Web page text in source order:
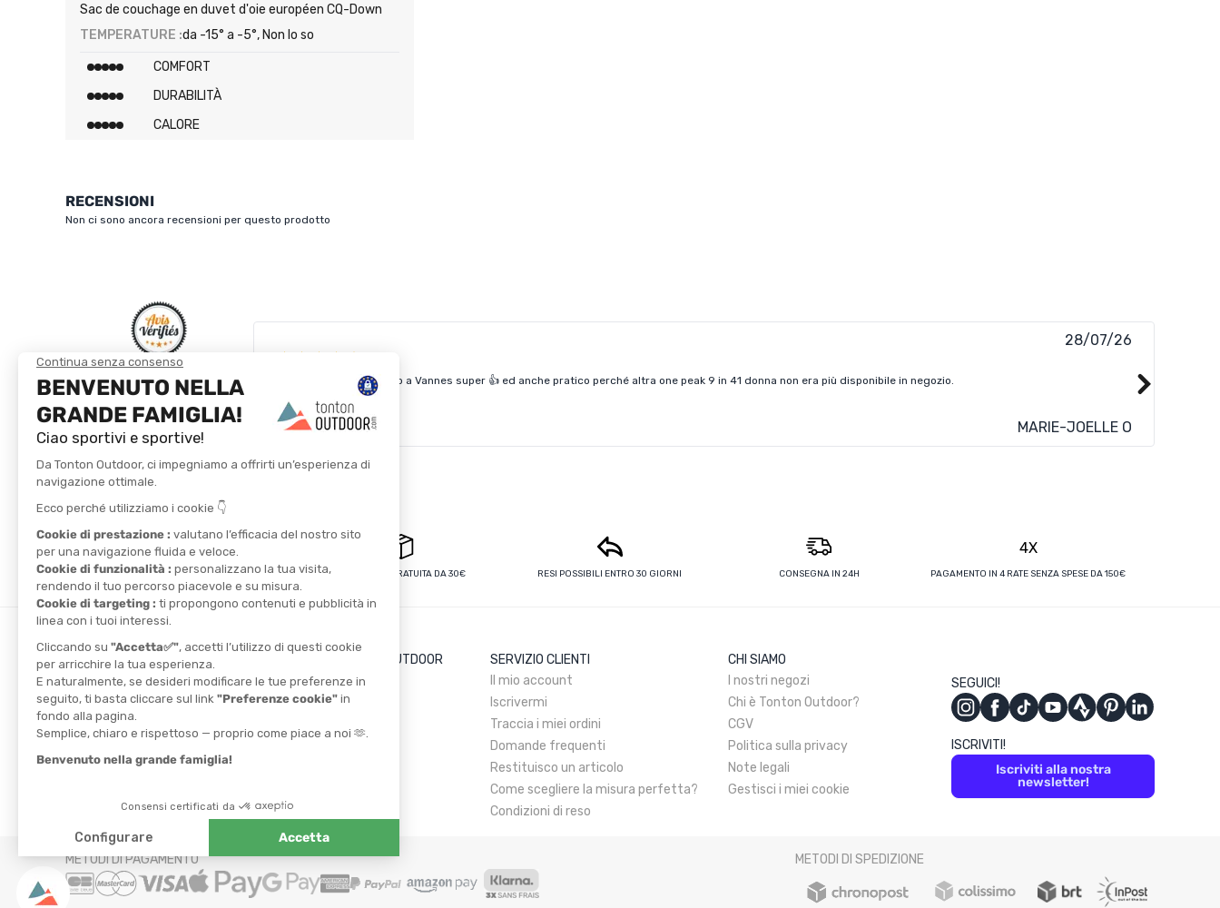
Sac de couchage en duvet d'oie européen CQ-Down
TEMPERATURE :da -15° a -5°, Non lo so
COMFORT
DURABILITÀ
CALORE
RECENSIONI
Non ci sono ancora recensioni per questo prodotto
4.8/5
mesi
28/07/26
Veloce e ritiro in negozio a Vannes super 👍 ed anche pratico perché altra one peak 9 in 41 donna non era più disponibile in negozio.
Leggi di più
MARIE-JOELLE O
PAGAMENTO SICURO CONSEGNA GRATUITA DA 30€ RESI POSSIBILI ENTRO 30 GIORNI CONSEGNA IN 24H
4X
PAGAMENTO IN 4 RATE SENZA SPESE DA 150€
TROVA UN NEGOZIO
I VANTAGGI DI TONTON OUTDOOR
Il blog
Il cashback
SERVIZIO CLIENTI
Il mio account
Iscrivermi
Traccia i miei ordini
Domande frequenti
Restituisco un articolo
Come scegliere la misura perfetta?
Condizioni di reso
CHI SIAMO
I nostri negozi
Chi è Tonton Outdoor?
CGV
Politica sulla privacy
Note legali
Gestisci i miei cookie
Ambassadors
SEGUICI!
ISCRIVITI!
Iscriviti alla nostra
newsletter!
METODI DI PAGAMENTO METODI DI SPEDIZIONE